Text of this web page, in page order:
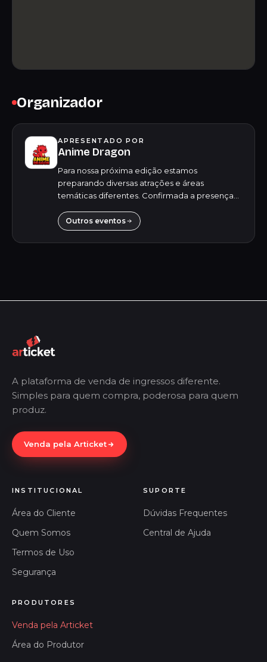
Organizador
APRESENTADO POR
Anime Dragon
Para nossa próxima edição estamos
preparando diversas atrações e áreas
temáticas diferentes. Confirmada a presença
bater um papo e responder perguntas do
público sobre sua car...
Outros eventos
A plataforma de venda de ingressos diferente.
Simples para quem compra, poderosa para quem
produz.
Venda pela Articket
INSTITUCIONAL
Área do Cliente
Quem Somos
Termos de Uso
Segurança
SUPORTE
Dúvidas Frequentes
Central de Ajuda
PRODUTORES
Venda pela Articket
Área do Produtor